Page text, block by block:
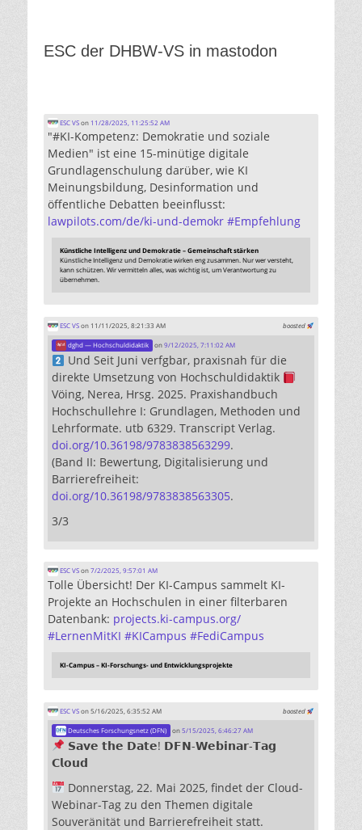
ESC der DHBW-VS in mastodon
ESC VSon 11/28/2025, 11:25:52 AM
"#KI-Kompetenz: Demokratie und soziale
Medien" ist eine 15-minütige digitale
Grundlagenschulung darüber, wie KI
Meinungsbildung, Desinformation und
öffentliche Debatten beeinflusst:
lawpilots.com/de/ki-und-demokr #Empfehlung
Künstliche Intelligenz und Demokratie – Gemeinschaft stärken
Künstliche Intelligenz und Demokratie wirken eng zusammen. Nur wer versteht,
kann schützen. Wir vermitteln alles, was wichtig ist, um Verantwortung zu
übernehmen.
boosted
ESC VSon 11/11/2025, 8:21:33 AM
dghd — Hochschuldidaktik on9/12/2025, 7:11:02 AM
Und Seit Juni verfgbar, praxisnah für die
direkte Umsetzung von Hochschuldidaktik
Vöing, Nerea, Hrsg. 2025. Praxishandbuch
Hochschullehre I: Grundlagen, Methoden und
Lehrformate. utb 6329. Transcript Verlag.
doi.org/10.36198/9783838563299.
(Band II: Bewertung, Digitalisierung und
Barrierefreiheit:
doi.org/10.36198/9783838563305.
3/3
ESC VSon7/2/2025, 9:57:01 AM
Tolle Übersicht! Der KI-Campus sammelt KI-
Projekte an Hochschulen in einer filterbaren
Datenbank: projects.ki-campus.org/
#LernenMitKI #KICampus #FediCampus
KI-Campus – KI-Forschungs- und Entwicklungsprojekte
boosted
ESC VSon 5/16/2025, 6:35:52 AM
Deutsches Forschungsnetz (DFN) on5/15/2025, 6:46:27 AM
𝗦𝗮𝘃𝗲 𝘁𝗵𝗲 𝗗𝗮𝘁𝗲! 𝗗𝗙𝗡-𝗪𝗲𝗯𝗶𝗻𝗮𝗿-𝗧𝗮𝗴
𝗖𝗹𝗼𝘂𝗱
Donnerstag, 22. Mai 2025, findet der Cloud-
Webinar-Tag zu den Themen digitale
Souveränität und Barrierefreiheit statt.